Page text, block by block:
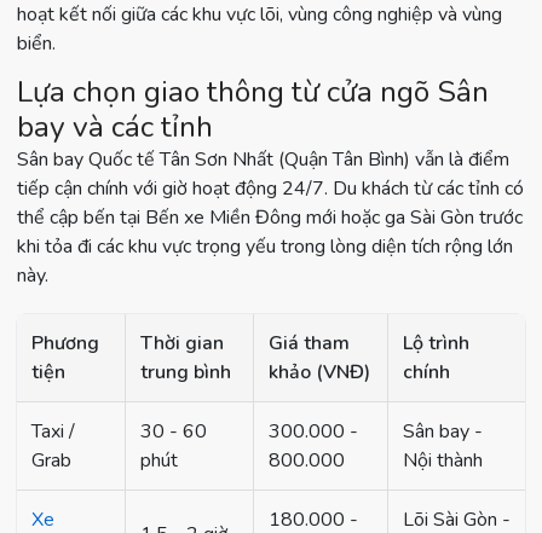
hoạt kết nối giữa các khu vực lõi, vùng công nghiệp và vùng
biển.
Lựa chọn giao thông từ cửa ngõ Sân
bay và các tỉnh
Sân bay Quốc tế Tân Sơn Nhất (Quận Tân Bình) vẫn là điểm
tiếp cận chính với giờ hoạt động 24/7. Du khách từ các tỉnh có
thể cập bến tại Bến xe Miền Đông mới hoặc ga Sài Gòn trước
khi tỏa đi các khu vực trọng yếu trong lòng diện tích rộng lớn
này.
Phương
tiện
Thời gian
trung bình
Giá tham
khảo (VNĐ)
Lộ trình
chính
Taxi /
Grab
30 - 60
phút
300.000 -
800.000
Sân bay -
Nội thành
Xe 180.000 - Lõi Sài Gòn -